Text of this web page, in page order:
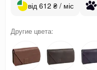
від 612 ₴ / міс
Другие цвета: